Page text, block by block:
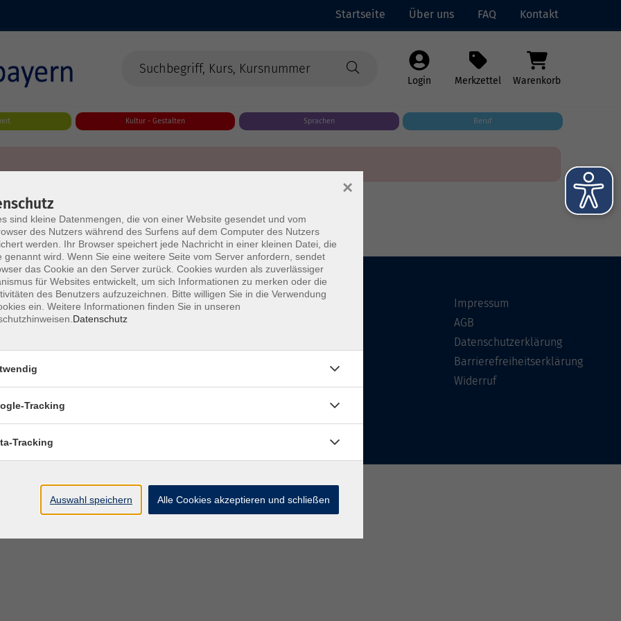
Startseite Über uns FAQ Kontakt
Login Merkzettel Warenkorb
Kultur - Gestalten Sprachen Beruf
Startseite
Impressum
AGB
Datenschutzerklärung
Barrierefreiheitserklärung
Widerruf
sind kleine Datenmengen, die von einer Website gesendet und vom
des Nutzers während des Surfens auf dem Computer des Nutzers
werden. Ihr Browser speichert jede Nachricht in einer kleinen Datei, die
genannt wird. Wenn Sie eine weitere Seite vom Server anfordern, sendet
das Cookie an den Server zurück. Cookies wurden als zuverlässiger
für Websites entwickelt, um sich Informationen zu merken oder die
des Benutzers aufzuzeichnen. Bitte willigen Sie in die Verwendung
ein. Weitere Informationen finden Sie in unseren
Datenschutz
×
Tracking
Tracking
Auswahl speichern Alle Cookies akzeptieren und schließen